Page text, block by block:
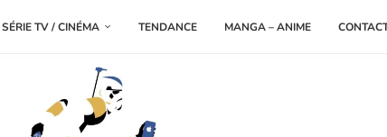
SÉRIE TV / CINÉMA TENDANCE MANGA – ANIME